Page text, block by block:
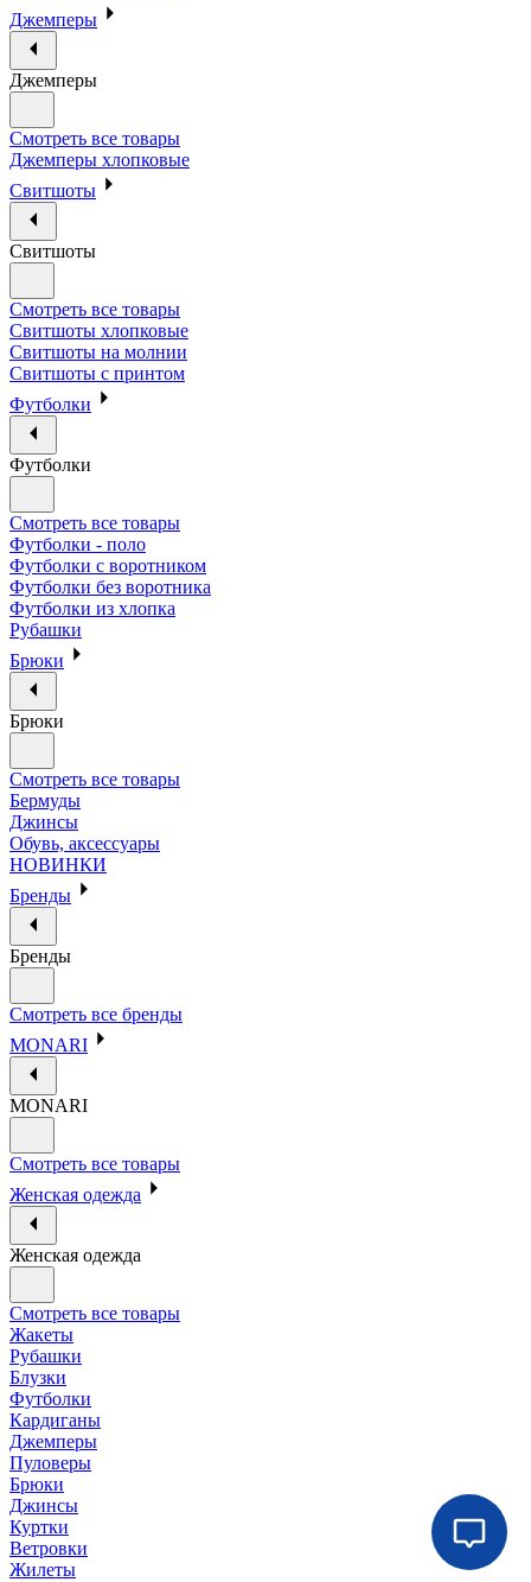
Джемперы
Джемперы
Смотреть все товары
Джемперы хлопковые
Свитшоты
Свитшоты
Смотреть все товары
Свитшоты хлопковые
Свитшоты на молнии
Свитшоты с принтом
Футболки
Футболки
Смотреть все товары
Футболки - поло
Футболки с воротником
Футболки без воротника
Футболки из хлопка
Рубашки
Брюки
Брюки
Смотреть все товары
Бермуды
Джинсы
Обувь, аксессуары
НОВИНКИ
Бренды
Бренды
Смотреть все бренды
MONARI
MONARI
Смотреть все товары
Женская одежда
Женская одежда
Смотреть все товары
Жакеты
Рубашки
Блузки
Футболки
Кардиганы
Джемперы
Пуловеры
Брюки
Джинсы
Куртки
Ветровки
Жилеты